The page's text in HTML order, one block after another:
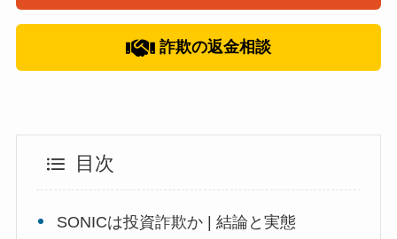
詐欺の返金相談
目次
SONICは投資詐欺か | 結論と実態